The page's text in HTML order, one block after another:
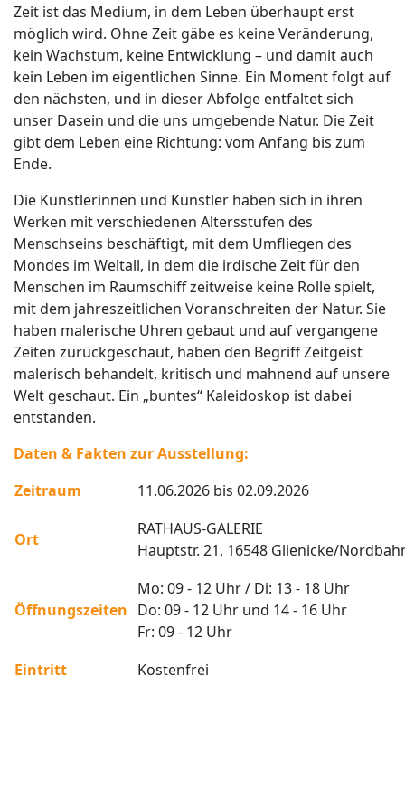
Zeit ist das Medium, in dem Leben überhaupt erst
möglich wird. Ohne Zeit gäbe es keine Veränderung,
kein Wachstum, keine Entwicklung – und damit auch
kein Leben im eigentlichen Sinne. Ein Moment folgt auf
den nächsten, und in dieser Abfolge entfaltet sich
unser Dasein und die uns umgebende Natur. Die Zeit
gibt dem Leben eine Richtung: vom Anfang bis zum
Ende.
Die Künstlerinnen und Künstler haben sich in ihren
Werken mit verschiedenen Altersstufen des
Menschseins beschäftigt, mit dem Umfliegen des
Mondes im Weltall, in dem die irdische Zeit für den
Menschen im Raumschiff zeitweise keine Rolle spielt,
mit dem jahreszeitlichen Voranschreiten der Natur. Sie
haben malerische Uhren gebaut und auf vergangene
Zeiten zurückgeschaut, haben den Begriff Zeitgeist
malerisch behandelt, kritisch und mahnend auf unsere
Welt geschaut. Ein „buntes“ Kaleidoskop ist dabei
entstanden.
Daten & Fakten zur Ausstellung:
Zeitraum
11.06.2026 bis 02.09.2026
Ort
RATHAUS-GALERIE
Hauptstr. 21, 16548 Glienicke/
Öffnungszeiten
Mo: 09 - 12 Uhr / Di: 13 - 18 Uhr
Do: 09 - 12 Uhr und 14 - 16 Uhr
Fr: 09 - 12 Uhr
Eintritt
Kostenfrei